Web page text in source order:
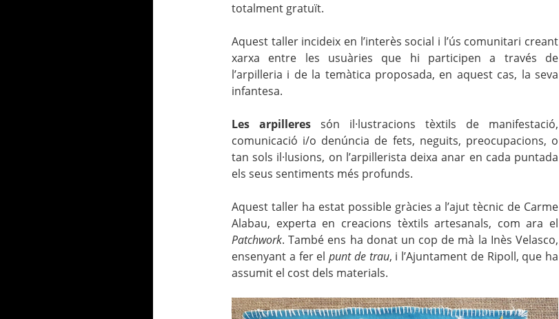
totalment gratuït.
Aquest taller incideix en l’interès social i l’ús comunitari creant
xarxa entre les usuàries que hi participen a través de
l’arpilleria i de la temàtica proposada, en aquest cas, la seva
infantesa.
Les arpilleres són il·lustracions tèxtils de manifestació,
comunicació i/o denúncia de fets, neguits, preocupacions, o
tan sols il·lusions, on l’arpillerista deixa anar en cada puntada
els seus sentiments més profunds.
Aquest taller ha estat possible gràcies a l’ajut tècnic de Carme
Alabau, experta en creacions tèxtils artesanals, com ara el
Patchwork. També ens ha donat un cop de mà la Inès Velasco,
ensenyant a fer el punt de trau, i l’Ajuntament de Ripoll, que ha
assumit el cost dels materials.